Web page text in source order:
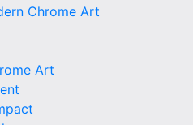
Chrome Art
Art